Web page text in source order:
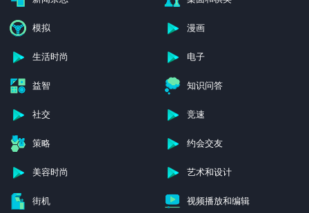
模拟 漫画
生活时尚 电子
益智 知识问答
社交 竞速
策略 约会交友
美容时尚 艺术和设计
街机 视频播放和编辑